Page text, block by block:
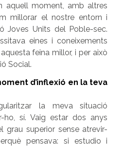
aquell moment, amb altres
millorar el nostre entorn i
Joves Units del Poble-sec.
eines i coneixements
feina millor, i per això
Social.
d’inflexió en la teva
la meva situació
ho, sí. Vaig estar dos anys
grau superior sense atrevir-
pensava: si estudio i